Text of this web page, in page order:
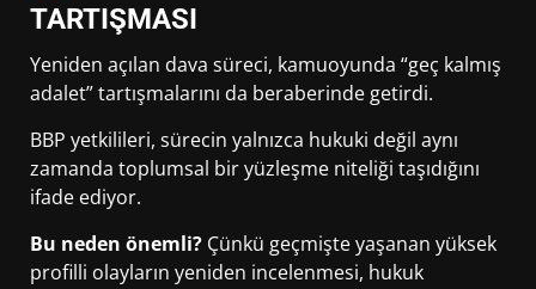
TARTIŞMASI
Yeniden açılan dava süreci, kamuoyunda “geç kalmış
adalet” tartışmalarını da beraberinde getirdi.
BBP yetkilileri, sürecin yalnızca hukuki değil aynı
zamanda toplumsal bir yüzleşme niteliği taşıdığını
ifade ediyor.
Bu neden önemli? Çünkü geçmişte yaşanan yüksek
profilli olayların yeniden incelenmesi, hukuk